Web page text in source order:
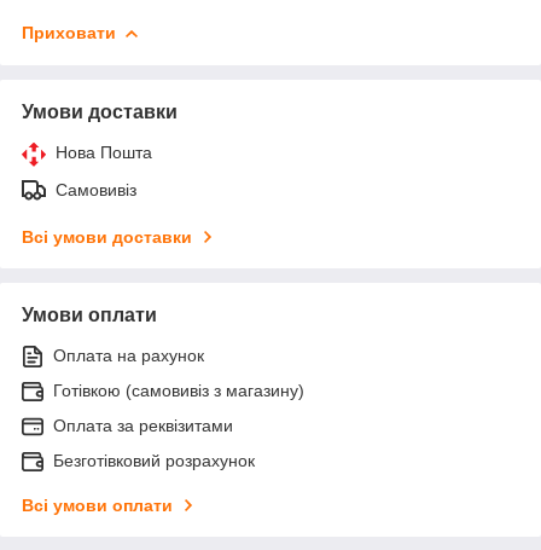
Приховати
Умови доставки
Нова Пошта
Самовивіз
Всі умови доставки
Умови оплати
Оплата на рахунок
Готівкою (самовивіз з магазину)
Оплата за реквізитами
Безготівковий розрахунок
Всі умови оплати